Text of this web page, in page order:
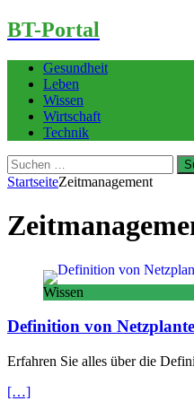
BT-Portal
Gesundheit
Leben
Wissen
Wirtschaft
Technik
Suchen
nach:
StartseiteZeitmanagement
Wissen
Definition von
Erfahren Sie alles über die
[…]